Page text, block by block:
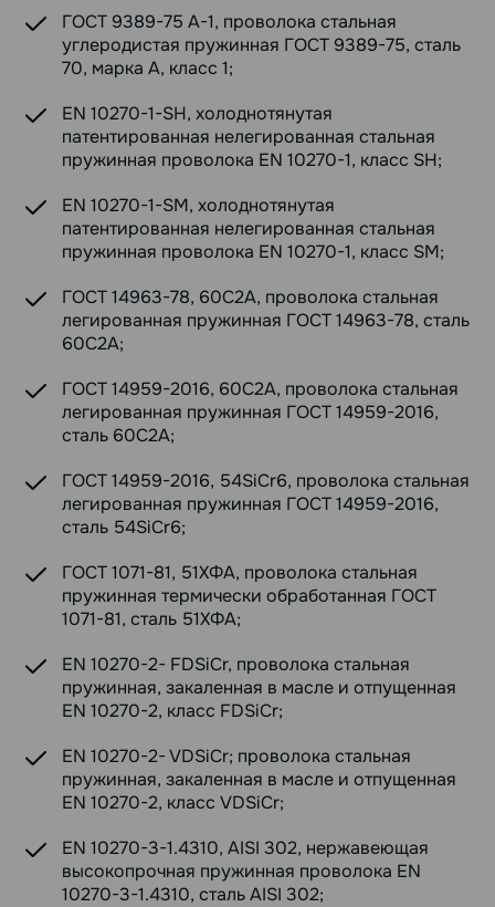
ГОСТ 9389-75 А-1, проволока стальная
углеродистая пружинная ГОСТ 9389-75, сталь
70, марка А, класс 1;
EN 10270-1-SH, холоднотянутая
патентированная нелегированная стальная
пружинная проволока EN 10270-1, класс SH;
EN 10270-1-SM, холоднотянутая
патентированная нелегированная стальная
пружинная проволока EN 10270-1, класс SM;
ГОСТ 14963-78, 60С2А, проволока стальная
легированная пружинная ГОСТ 14963-78, сталь
60С2А;
ГОСТ 14959-2016, 60С2А, проволока стальная
легированная пружинная ГОСТ 14959-2016,
сталь 60С2А;
ГОСТ 14959-2016, 54SiCr6, проволока стальная
легированная пружинная ГОСТ 14959-2016,
сталь 54SiCr6;
ГОСТ 1071-81, 51ХФА, проволока стальная
пружинная термически обработанная ГОСТ
1071-81, сталь 51ХФА;
EN 10270-2- FDSiCr, проволока стальная
пружинная, закаленная в масле и отпущенная
EN 10270-2, класс FDSiCr;
EN 10270-2- VDSiCr; проволока стальная
пружинная, закаленная в масле и отпущенная
EN 10270-2, класс VDSiCr;
EN 10270-3-1.4310, AISI 302, нержавеющая
высокопрочная пружинная проволока EN
10270-3-1.4310, сталь AISI 302;